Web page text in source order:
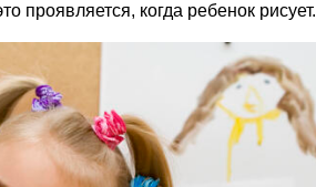
проявляется, когда ребенок рисует.